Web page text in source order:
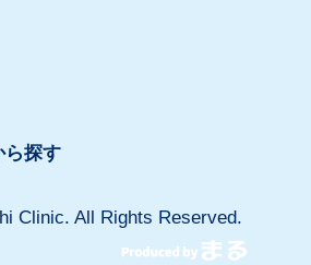
ら探す
Clinic. All Rights Reserved.